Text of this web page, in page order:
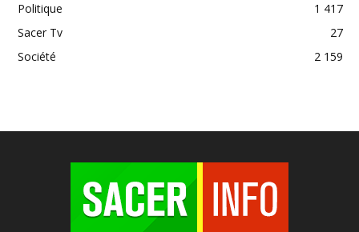
Politique
1 417
Sacer Tv
27
Société
2 159